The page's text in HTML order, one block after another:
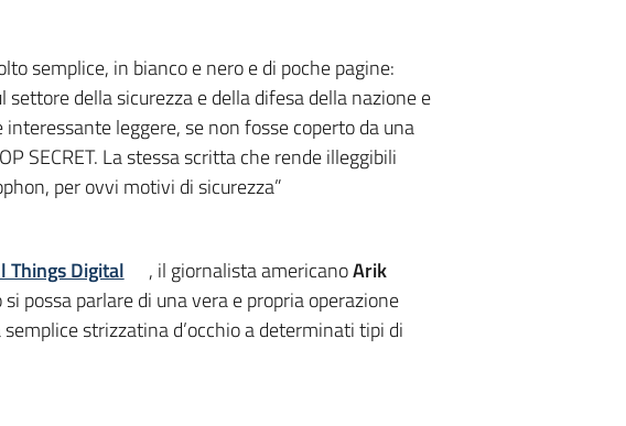
semplice, in bianco e nero e di poche pagine:
della sicurezza e della difesa della nazione e
leggere, se non fosse coperto da una
SECRET. La stessa scritta che rende illeggibili
per ovvi motivi di sicurezza”
Digital , il giornalista americanoArik
possa parlare di una vera e propria operazione
strizzatina d’occhio a determinati tipi di